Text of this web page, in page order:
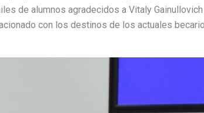
de alumnos agradecidos a Vitaly
con los destinos de los actuales